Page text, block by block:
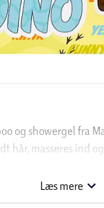
og showergel
hår, masseres ind
Læs mere